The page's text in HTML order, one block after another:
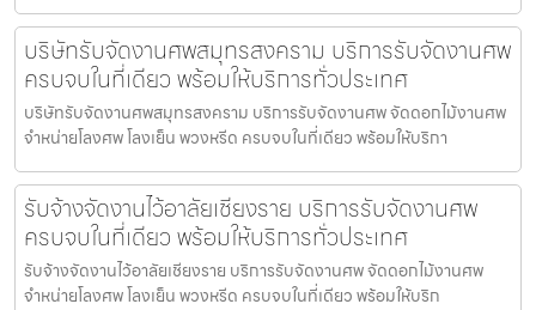
บริษัทรับจัดงานศพสมุทรสงคราม บริการรับจัดงานศพ
ครบจบในที่เดียว พร้อมให้บริการทั่วประเทศ
บริษัทรับจัดงานศพสมุทรสงคราม บริการรับจัดงานศพ จัดดอกไม้งานศพ
จำหน่ายโลงศพ โลงเย็น พวงหรีด ครบจบในที่เดียว พร้อมให้บริกา
รับจ้างจัดงานไว้อาลัยเชียงราย บริการรับจัดงานศพ
ครบจบในที่เดียว พร้อมให้บริการทั่วประเทศ
รับจ้างจัดงานไว้อาลัยเชียงราย บริการรับจัดงานศพ จัดดอกไม้งานศพ
จำหน่ายโลงศพ โลงเย็น พวงหรีด ครบจบในที่เดียว พร้อมให้บริก